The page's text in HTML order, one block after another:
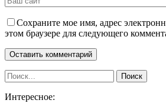
Сохраните мое имя, адрес
этом браузере для следующего
Интересное: